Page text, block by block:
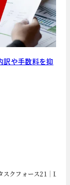
訳や手数料を抑
スクフォース21｜LP